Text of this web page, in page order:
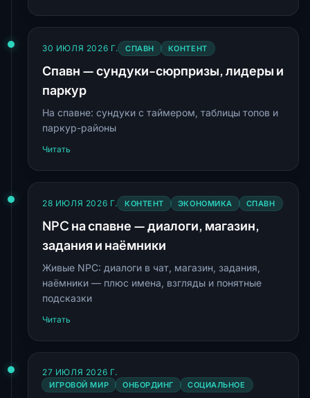
30 ИЮЛЯ 2026 Г. СПАВН КОНТЕНТ
Спавн — сундуки-сюрпризы, лидеры и
паркур
На спавне: сундуки с таймером, таблицы топов и
паркур-районы
Читать
28 ИЮЛЯ 2026 Г. КОНТЕНТ ЭКОНОМИКА СПАВН
NPC на спавне — диалоги, магазин,
задания и наёмники
Живые NPC: диалоги в чат, магазин, задания,
наёмники — плюс имена, взгляды и понятные
подсказки
Читать
27 ИЮЛЯ 2026 Г.
ИГРОВОЙ МИР ОНБОРДИНГ СОЦИАЛЬНОЕ